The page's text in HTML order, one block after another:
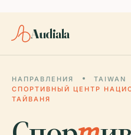
Audiala
НАПРАВЛЕНИЯ TAIWAN
СПОРТИВНЫЙ ЦЕНТР
ТАЙВАНЯ